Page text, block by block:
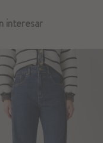
interesar